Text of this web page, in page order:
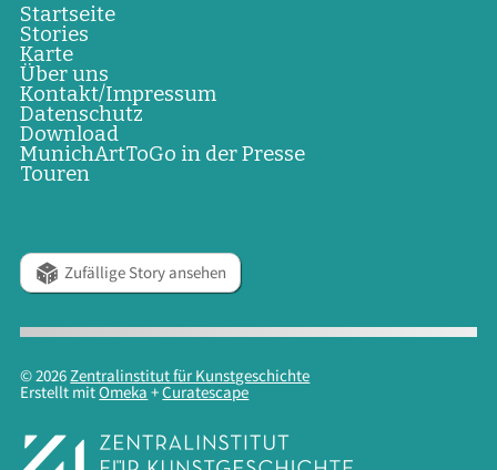
Startseite
Stories
Karte
Über uns
Kontakt/Impressum
Datenschutz
Download
MunichArtToGo in der Presse
Touren
Zufällige Story ansehen
© 2026Zentralinstitut für Kunstgeschichte
Erstellt mitOmeka +Curatescape